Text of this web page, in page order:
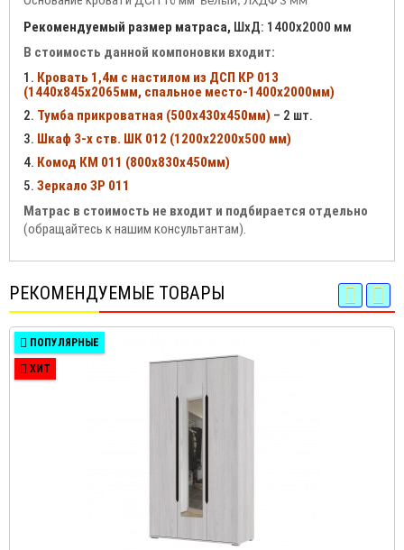
Рекомендуемый размер матраса, ШхД: 1400х2000 мм
В стоимость данной компоновки входит:
1. Кровать 1,4м с настилом из ДСП КР 013
(1440х845х2065мм, спальное место-1400х2000мм)
2. Тумба прикроватная (500х430х450мм) – 2 шт.
3. Шкаф 3-х ств. ШК 012 (1200х2200х500 мм)
4. Комод КМ 011 (800х830х450мм)
5. Зеркало ЗР 011
Матрас в стоимость не входит и подбирается отдельно
(обращайтесь к нашим консультантам).
РЕКОМЕНДУЕМЫЕ ТОВАРЫ
ПОПУЛЯРНЫЕ
ХИТ